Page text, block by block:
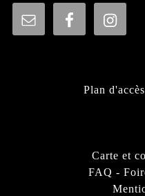
Plan
Carte et
FAQ -